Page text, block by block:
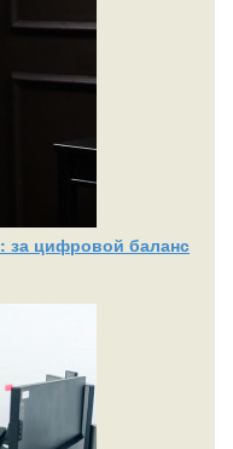
за цифровой баланс